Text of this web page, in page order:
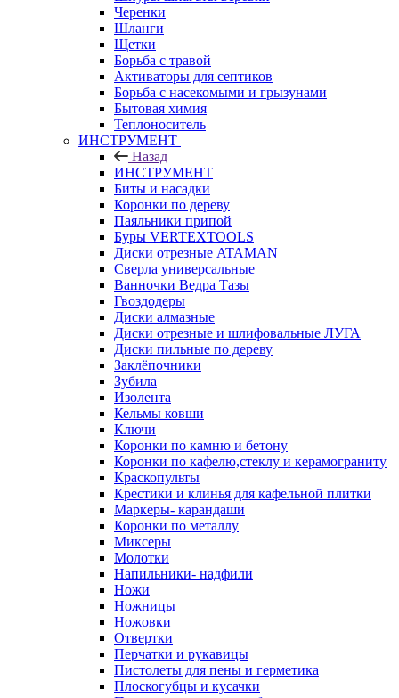
Черенки
Шланги
Щетки
Борьба с травой
Активаторы для септиков
Борьба с насекомыми и грызунами
Бытовая химия
Теплоноситель
ИНСТРУМЕНТ
Назад
ИНСТРУМЕНТ
Биты и насадки
Коронки по дереву
Паяльники припой
Буры VERTEXTOOLS
Диски отрезные ATAMAN
Сверла универсальные
Ванночки Ведра Тазы
Гвоздодеры
Диски алмазные
Диски отрезные и шлифовальные ЛУГА
Диски пильные по дереву
Заклёпочники
Зубила
Изолента
Кельмы ковши
Ключи
Коронки по камню и бетону
Коронки по кафелю,стеклу и керамограниту
Краскопульты
Крестики и клинья для кафельной плитки
Маркеры- карандаши
Коронки по металлу
Миксеры
Молотки
Напильники- надфили
Ножи
Ножницы
Ножовки
Отвертки
Перчатки и рукавицы
Пистолеты для пены и герметика
Плоскогубцы и кусачки